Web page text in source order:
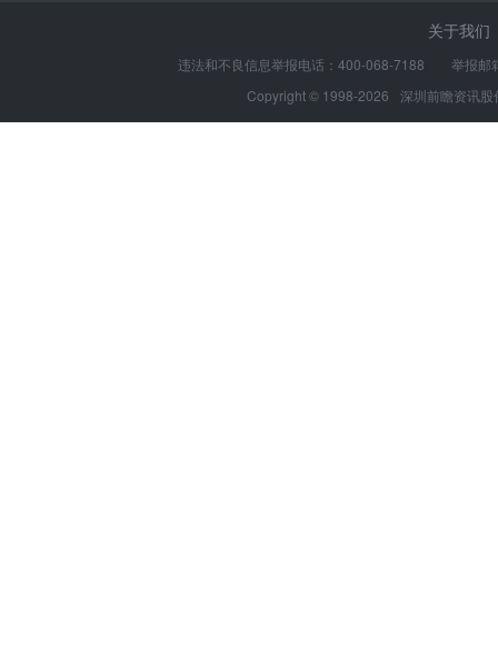
关于我们
违法和不良信息举报电话：400-068-7188 举报
Copyright © 1998-2026
深圳前瞻资讯股